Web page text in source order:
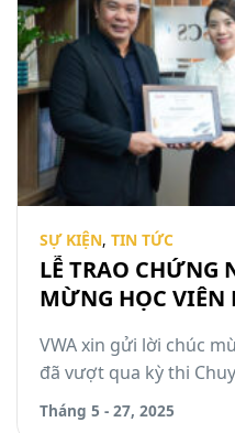
SỰ KIỆN, TIN TỨC
LỄ TRAO CHỨNG
MỪNG HỌC VIÊN
VWA xin gửi lời chúc
đã vượt qua kỳ thi
Tháng 5 - 27, 2025